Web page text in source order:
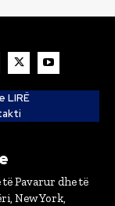
LIRË
Pavarur dhe të
New York,